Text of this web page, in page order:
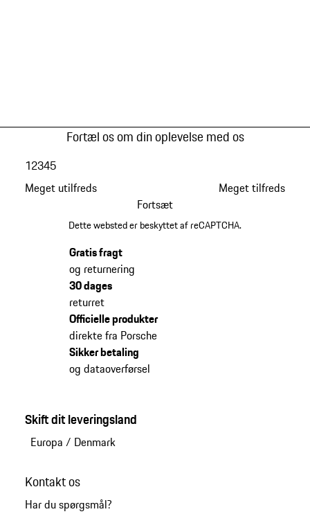
Fortæl os om din oplevelse med os
Meget utilfreds
12345
Meget tilfreds
Fortsæt
Dette websted er beskyttet af reCAPTCHA.
Gratis fragt
og returnering
30 dages
returret
Officielle produkter
direkte fra Porsche
Sikker betaling
og dataoverførsel
Skift dit leveringsland
Europa / Denmark
Kontakt os
Har du spørgsmål?